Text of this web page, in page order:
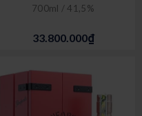
700ml / 41,5%
33.800.000₫